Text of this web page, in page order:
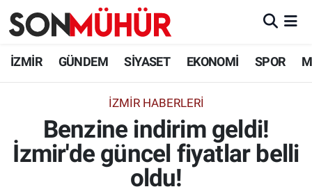
İZMİR GÜNDEM SİYASET EKONOMİ SPOR
İZMIR HABERLERI
Benzine indirim geldi!
İzmir'de güncel fiyatlar belli
oldu!
İzmir Nöbetçi Eczaneler
İzmir Namaz Vakitleri
İzmir Trafik Yoğunluk Haritası